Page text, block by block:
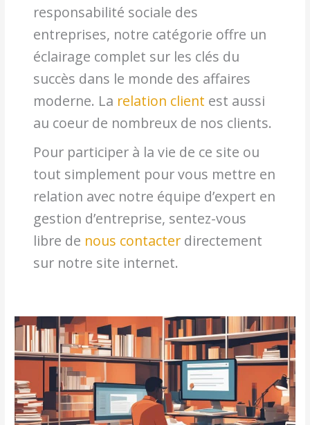
responsabilité sociale des
entreprises, notre catégorie offre un
éclairage complet sur les clés du
succès dans le monde des affaires
moderne. La relation client est aussi
au coeur de nombreux de nos clients.
Pour participer à la vie de ce site ou
tout simplement pour vous mettre en
relation avec notre équipe d’expert en
gestion d’entreprise, sentez-vous
libre de nous contacter directement
sur notre site internet.